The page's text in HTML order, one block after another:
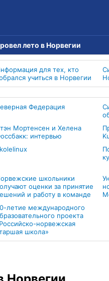
лето в Норвегии
для тех, кто
учиться в Норвегии
Федерация
Мортенсен и Хелена
интервью
школьники
оценки за принятие
и работу в команде
летие международного
проекта
норвежская
школа»